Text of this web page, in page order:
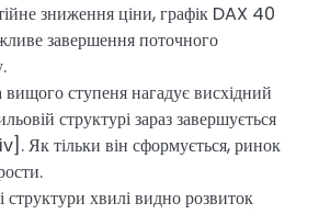
зниження ціни, графік DAX 40
завершення поточного
ступеня нагадує висхідний
структурі зараз завершується
Як тільки він сформується, ринок
хвилі видно розвиток